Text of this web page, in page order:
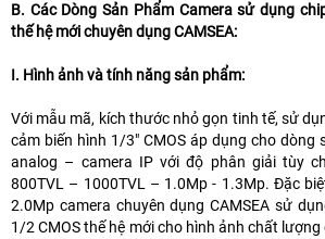
B. Các Dòng Sản Phẩm Camera sử dụng
thế hệ mới chuyên dụng CAMSEA:
I. Hình ảnh và tính năng sản phẩm:
Với mẫu mã, kích thước nhỏ gọn tinh tế, sử
cảm biến hình 1/3" CMOS áp dụng cho dòng
analog – camera IP với độ phân giải tùy
800TVL – 1000TVL – 1.0Mp - 1.3Mp. Đặc
2.0Mp camera chuyên dụng CAMSEA sử
1/2 CMOS thế hệ mới cho hình ảnh chất